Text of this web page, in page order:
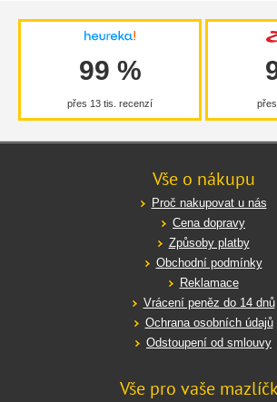
99 %
přes 13 tis. recenzí
Vše o nákupu
Proč nakupovat u nás
Cena dopravy
Způsoby platby
Obchodní podmínky
Reklamace
Vrácení peněz do 14 dnů
Ochrana osobních údajů
Odstoupení od smlouvy
Vše pro vaše